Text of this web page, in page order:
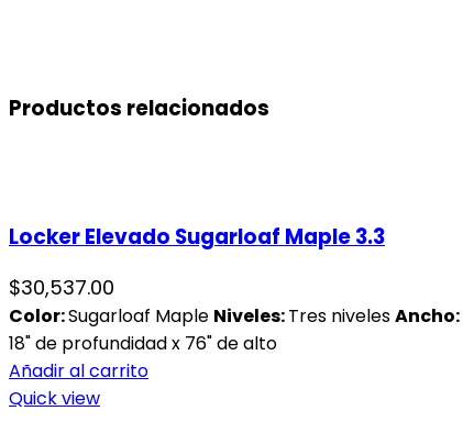
Productos relacionados
Locker Elevado Sugarloaf Maple 3.3
$30,537.00
Color:Sugarloaf Maple Niveles:Tres nivelesAncho:
18" de profundidad x 76" de alto
Añadir al carrito
Quick view